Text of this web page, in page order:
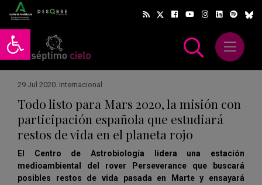
Abrir barra de herramientas
Abrir
29 Jul 2020. Internacional
Todo listo para Mars 2020, la misión con
participación española que estudiará
restos de vida en el planeta rojo
El Centro de Astrobiología lidera una estación
medioambiental del rover Perseverance que buscará
posibles restos de vida pasada en Marte y ensayará